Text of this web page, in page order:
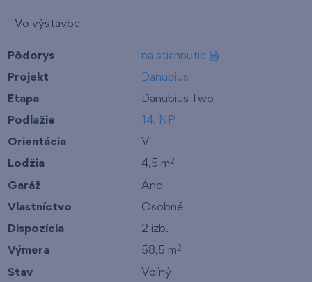
Vo výstavbe
Pôdorys na stiahnutie
Projekt Danubius
Etapa Danubius Two
Podlažie 14. NP
Orientácia V
Lodžia 4,5 m2
Garáž Áno
Vlastníctvo Osobné
Dispozícia 2 izb.
Výmera 58,5 m2
Stav Voľný